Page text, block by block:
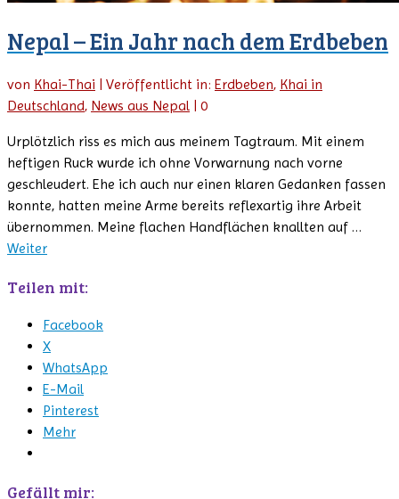
Nepal – Ein Jahr nach dem Erdbeben
von Khai-Thai | Veröffentlicht in: Erdbeben, Khai in
Deutschland, News aus Nepal | 0
Urplötzlich riss es mich aus meinem Tagtraum. Mit einem
heftigen Ruck wurde ich ohne Vorwarnung nach vorne
geschleudert. Ehe ich auch nur einen klaren Gedanken fassen
konnte, hatten meine Arme bereits reflexartig ihre Arbeit
übernommen. Meine flachen Handflächen knallten auf …
Weiter
Teilen mit:
Facebook
X
WhatsApp
E-Mail
Pinterest
Mehr
Gefällt mir: